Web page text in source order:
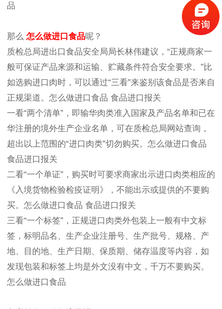
品
那么 怎么做进口食品呢？
质检总局进出口食品安全局局长林伟建议，“正规商家一
般可保证产品来源和运输、贮藏条件符合安全要求。”比
如选购进口肉时，可以通过“三看”来鉴别该食品是否来自
正规渠道。怎么做进口食品 食品进口报关
一看“两个清单”，即输华肉类准入国家及产品名单和已在
华注册的境外生产企业名单，可在质检总局网站查询，
超出以上范围的“进口肉类”切勿购买。怎么做进口食品
食品进口报关
二看“一个单证”，购买时可要求商家出示进口肉类相应的
《入境货物检验检疫证明》，不能出示或提供的不要购
买。怎么做进口食品 食品进口报关
三看“一个标签”，正规进口肉类外包装上一般有中文标
签，标明品名、生产企业注册号、生产批号、规格、产
地、目的地、生产日期、保质期、储存温度等内容，如
发现包装和标签上均是外文没有中文，千万不要购买。
怎么做进口食品